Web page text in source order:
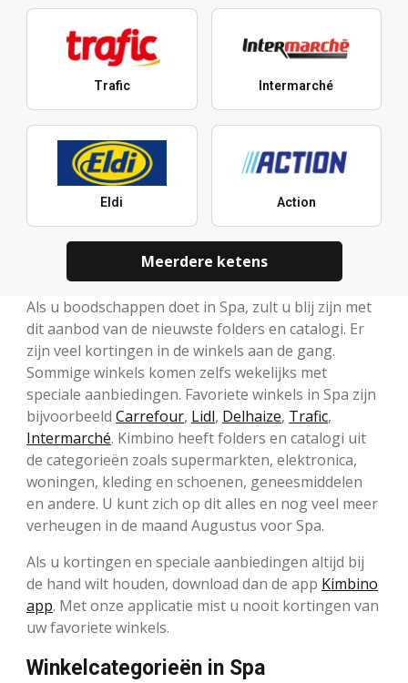
Trafic Intermarché
Eldi Action
Meerdere ketens
Als u boodschappen doet in Spa, zult u blij zijn met
dit aanbod van de nieuwste folders en catalogi. Er
zijn veel kortingen in de winkels aan de gang.
Sommige winkels komen zelfs wekelijks met
speciale aanbiedingen. Favoriete winkels in Spa zijn
bijvoorbeeld Carrefour, Lidl, Delhaize, Trafic,
Intermarché. Kimbino heeft folders en catalogi uit
de categorieën zoals supermarkten, elektronica,
woningen, kleding en schoenen, geneesmiddelen
en andere. U kunt zich op dit alles en nog veel meer
verheugen in de maand Augustus voor Spa.
Als u kortingen en speciale aanbiedingen altijd bij
de hand wilt houden, download dan de app Kimbino
app. Met onze applicatie mist u nooit kortingen van
uw favoriete winkels.
Winkelcategorieën in Spa